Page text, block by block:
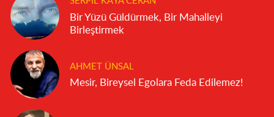
Bir Yüzü Güldürmek, Bir Mahalleyi
Birleştirmek
AHMET ÜNSAL
Mesir, Bireysel Egolara Feda Edilemez!